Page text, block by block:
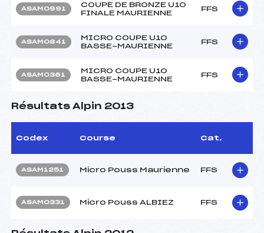
ASAM0991
COUPE DE BRONZE U10
FINALE MAURIENNE
FFS
ASAM0841
MICRO COUPE U10
BASSE-MAURIENNE
FFS
ASAM0361
MICRO COUPE U10
BASSE-MAURIENNE
FFS
Résultats Alpin 2013
Codex Course Cat.
ASAM1251 Micro Pouss Maurienne FFS
ASAM0331 Micro Pouss ALBIEZ FFS